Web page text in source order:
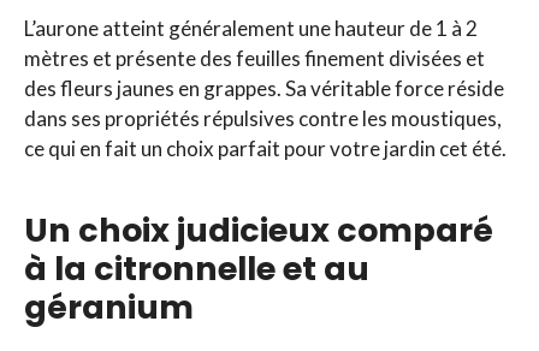
L’aurone atteint généralement une hauteur de 1 à 2
mètres et présente des feuilles finement divisées et
des fleurs jaunes en grappes. Sa véritable force réside
dans ses propriétés répulsives contre les moustiques,
ce qui en fait un choix parfait pour votre jardin cet été.
Un choix judicieux comparé
à la citronnelle et au
géranium